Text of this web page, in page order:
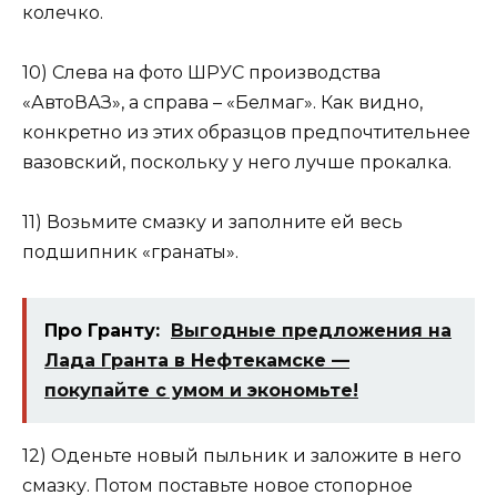
колечко.
10) Слева на фото ШРУС производства
«АвтоВАЗ», а справа – «Белмаг». Как видно,
конкретно из этих образцов предпочтительнее
вазовский, поскольку у него лучше прокалка.
11) Возьмите смазку и заполните ей весь
подшипник «гранаты».
Про Гранту: Выгодные предложения на
Лада Гранта в Нефтекамске —
покупайте с умом и экономьте!
12) Оденьте новый пыльник и заложите в него
смазку. Потом поставьте новое стопорное